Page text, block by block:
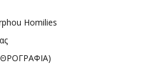
Homilies